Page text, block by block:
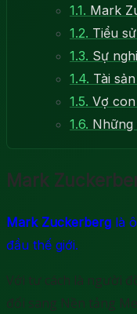
1.1. Mark
1.2. Tiểu
1.3. Sự
1.4. Tài
1.5. Vợ
1.6. Những
Mark
Mark Zuckerberg là
đầu thế giới.
Với tư cách là người
đổi sang Nền tảng